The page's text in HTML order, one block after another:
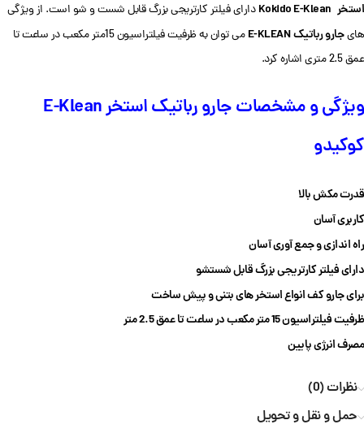
استخر Kokido E-Kleanدارای فیلتر کارتریجی بزرگ قابل شست و شو است. از ویژگی
هایجارو رباتیکE-KLEAN
می توان به ظرفیت فیلتراسیون 15متر مکعب در ساعت تا
عمق 2.5 متری اشاره کرد.
ویژگی و مشخصات جارو رباتیک استخر E-Klean
کوکیدو
قدرت مکش بالا
کاربری آسان
راه اندازی و جمع آوری آسان
دارای فیلتر کارتریجی بزرگ قابل شستشو
برای جارو کف انواع استخر های بتنی و پیش ساخت
ظرفیت فیلتراسیون 15 متر مکعب در ساعت تا عمق 2.5 متر
مصرف انرژی پایین
نظرات (0)
حمل و نقل و تحویل